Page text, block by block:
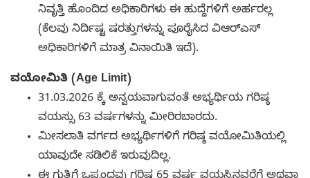
ನಿವೃತ್ತಿ ಹೊಂದಿದ ಅಧಿಕಾರಿಗಳು ಈ ಹುದ್ದೆಗಳಿಗೆ ಅರ್ಹರಲ್ಲ
(ಕೆಲವು ನಿರ್ದಿಷ್ಟ ಷರತ್ತುಗಳನ್ನು ಪೂರೈಸಿದ ವಿಆರ್‌ಎಸ್
ಅಧಿಕಾರಿಗಳಿಗೆ ಮಾತ್ರ ವಿನಾಯಿತಿ ಇದೆ).
ವಯೋಮಿತಿ (Age Limit)
31.03.2026 ಕ್ಕೆ ಅನ್ವಯವಾಗುವಂತೆ ಅಭ್ಯರ್ಥಿಯ ಗರಿಷ್ಠ
ವಯಸ್ಸು 63 ವರ್ಷಗಳನ್ನು ಮೀರಿರಬಾರದು.
ಮೀಸಲಾತಿ ವರ್ಗದ ಅಭ್ಯರ್ಥಿಗಳಿಗೆ ಗರಿಷ್ಠ ವಯೋಮಿತಿಯಲ್ಲಿ
ಯಾವುದೇ ಸಡಿಲಿಕೆ ಇರುವುದಿಲ್ಲ.